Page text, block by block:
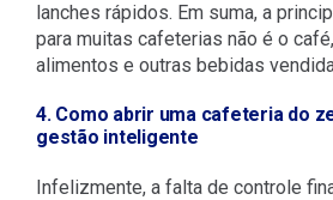
lanches rápidos. Em suma, a
para muitas cafeterias não é o
alimentos e outras bebidas
4. Como abrir uma cafeteria do
gestão inteligente
Infelizmente, a falta de controle